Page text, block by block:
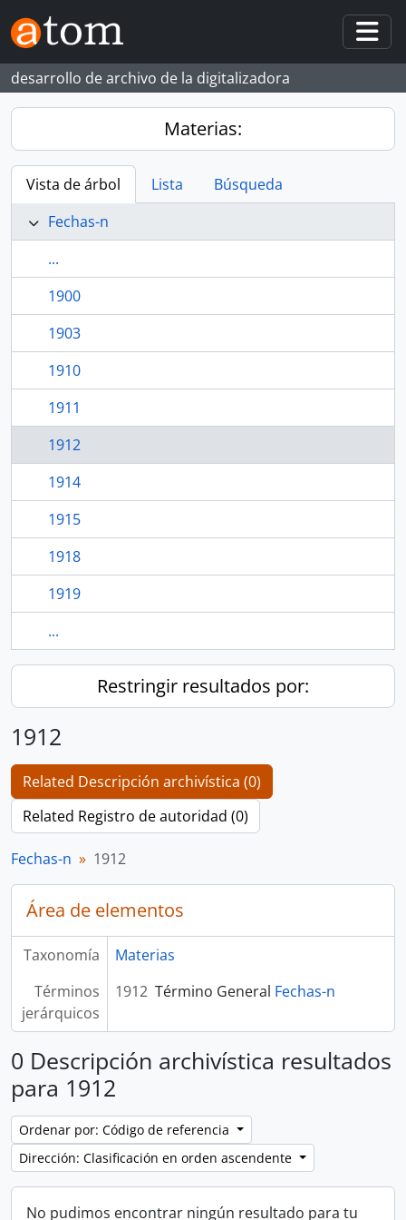
Skip to main content
desarrollo de archivo de la digitalizadora
Materias:
Vista de árbol Lista
Búsqueda
Fechas-n
...
1900
1903
1910
1911
1912
1914
1915
1918
1919
...
Restringir resultados por:
1912
Related Descripción archivística (0)
Related Registro de autoridad (0)
Fechas-n 1912
Área de elementos
Taxonomía
Materias
Términos
jerárquicos
1912 Término General Fechas-n
0 Descripción archivística resultados
para 1912
Ordenar por: Código de referencia
Dirección: Clasificación en orden ascendente
No pudimos encontrar ningún resultado para tu